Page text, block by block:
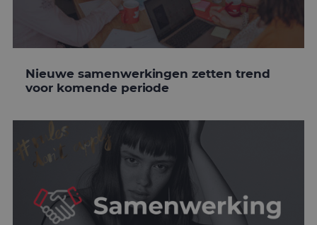
Nieuwe samenwerkingen zetten trend
voor komende periode